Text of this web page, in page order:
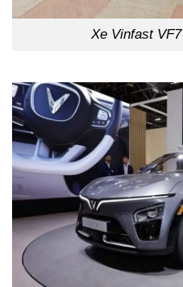
Xe Vinfast